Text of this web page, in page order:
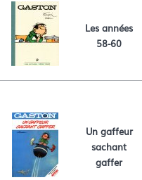
Les années
58-60
Un gaffeur
sachant
gaffer